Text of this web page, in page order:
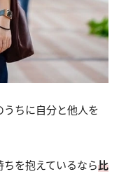
ちに自分と他人を
を抱えているなら比